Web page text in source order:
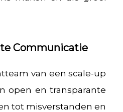
Communicatie
van een scale-up
open en transparante
tot misverstanden en